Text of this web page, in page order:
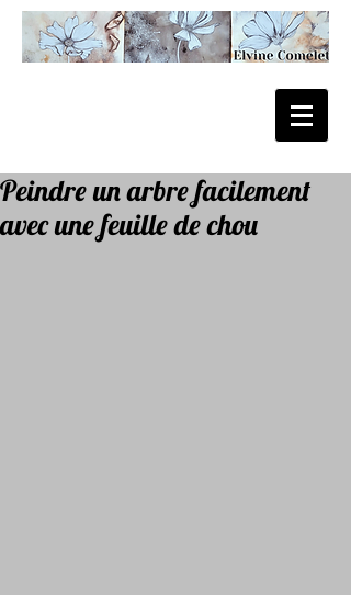
Peindre un arbre facilement
avec une feuille de chou